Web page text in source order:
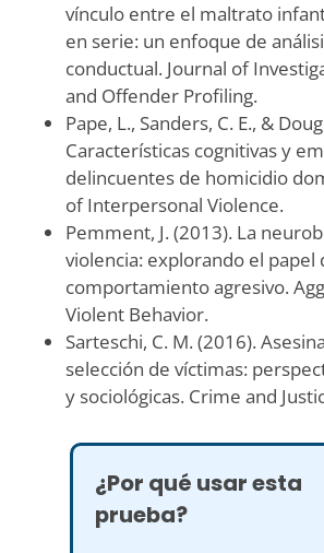
vínculo entre el maltrato
en serie: un enfoque de
conductual. Journal of
and Offender Profiling.
Pape, L., Sanders, C. E., &
Características cognitivas y
delincuentes de homicidio
of Interpersonal Violence.
Pemment, J. (2013). La
violencia: explorando el papel
comportamiento agresivo.
Violent Behavior.
Sarteschi, C. M. (2016).
selección de víctimas:
y sociológicas. Crime and
¿Por qué usar esta
prueba?